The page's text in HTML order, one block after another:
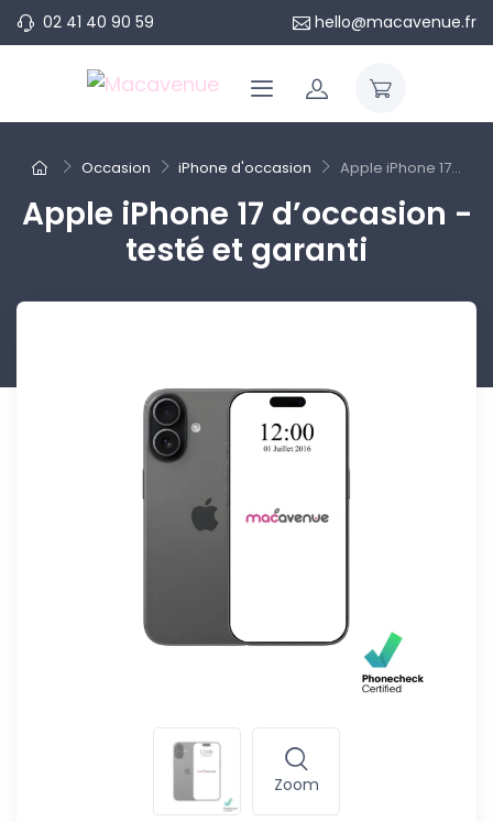
02 41 40 90 59 hello@macavenue.fr
Occasion iPhone d'occasion Apple iPhone 17...
Apple iPhone 17 d’occasion -
testé et garanti
Zoom